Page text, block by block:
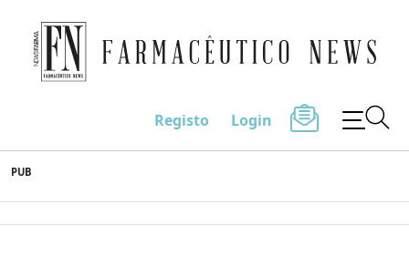
to
content
Farmacêutico News
Registo Login
PUB